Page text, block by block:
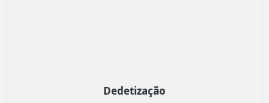
Dedetização